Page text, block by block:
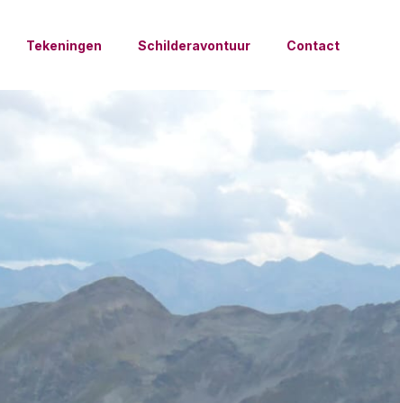
Tekeningen Schilderavontuur Contact